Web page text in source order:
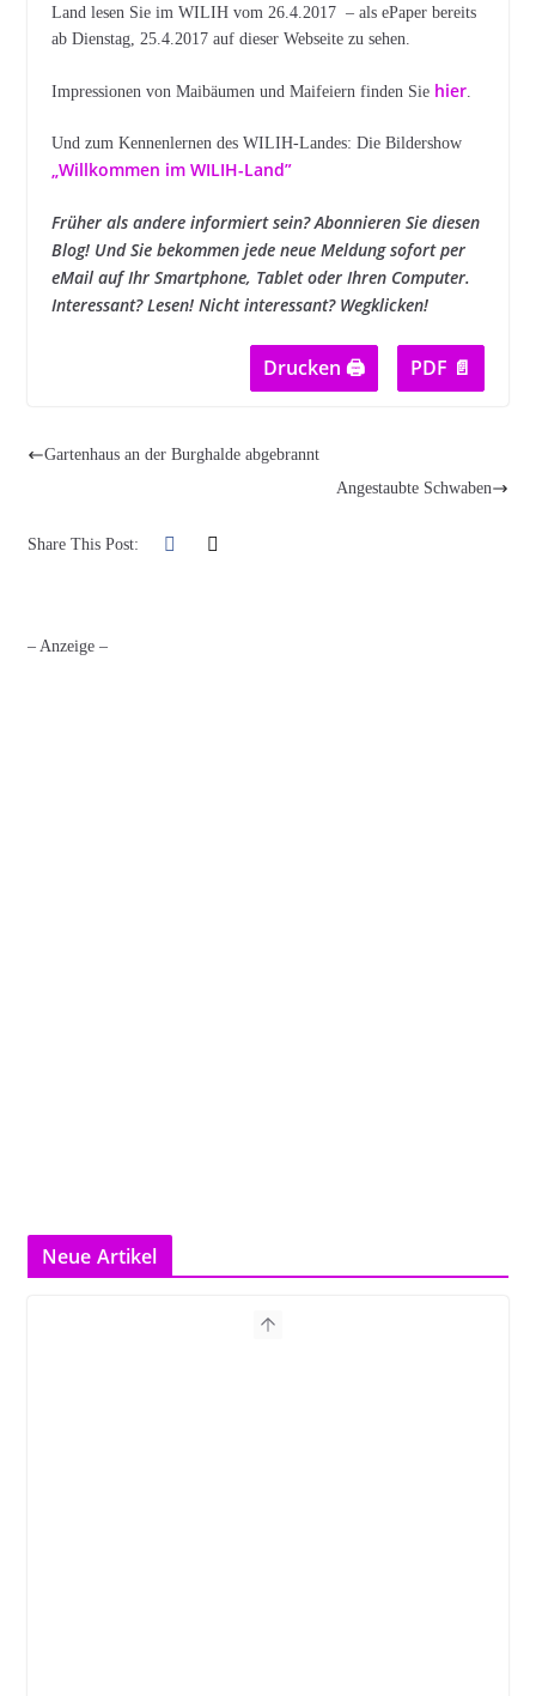
Land lesen Sie im WILIH vom 26.4.2017 – als ePaper bereits
ab Dienstag, 25.4.2017 auf dieser Webseite zu sehen.
Impressionen von Maibäumen und Maifeiern finden Sie hier.
Und zum Kennenlernen des WILIH-Landes: Die Bildershow
„Willkommen im WILIH-Land”
Früher als andere informiert sein? Abonnieren Sie diesen
Blog! Und Sie bekommen jede neue Meldung sofort per
eMail auf Ihr Smartphone, Tablet oder Ihren Computer.
Interessant? Lesen! Nicht interessant? Wegklicken!
Drucken 🖨 PDF 📄
Gartenhaus an der Burghalde abgebrannt
Angestaubte Schwaben
Share This Post:
– Anzeige –
Neue Artikel